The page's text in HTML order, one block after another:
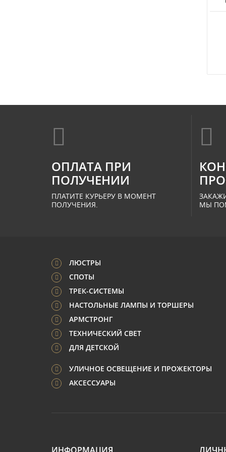
ОПЛАТА ПРИ
ПОЛУЧЕНИИ
ПЛАТИТЕ КУРЬЕРУ В МОМЕНТ
ПОЛУЧЕНИЯ.
МЫ
ЛЮСТРЫ
СПОТЫ
ТРЕК-СИСТЕМЫ
НАСТОЛЬНЫЕ ЛАМПЫ И ТОРШЕРЫ
АРМСТРОНГ
ТЕХНИЧЕСКИЙ СВЕТ
ДЛЯ ДЕТСКОЙ
УЛИЧНОЕ ОСВЕЩЕНИЕ И ПРОЖЕКТОРЫ
АКСЕССУАРЫ